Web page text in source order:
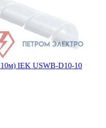
IEK USWB-D10-10